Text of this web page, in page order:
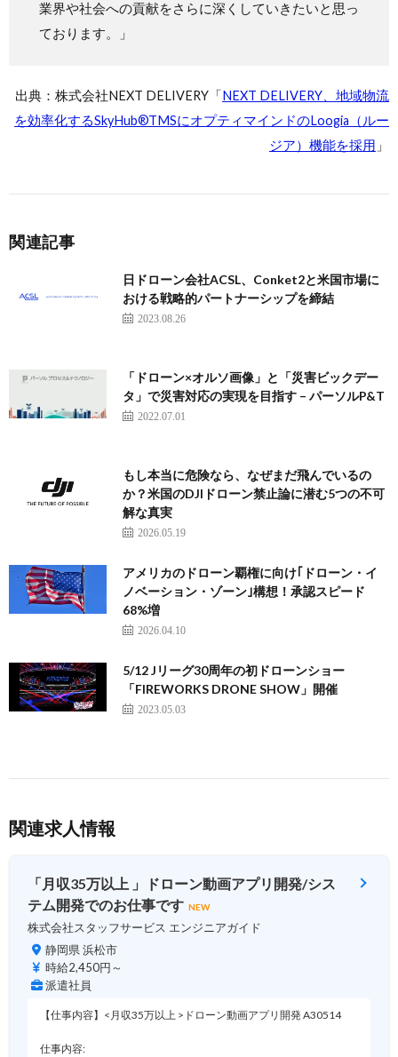
業界や社会への貢献をさらに深くしていきたいと思っ
ております。」
出典：株式会社NEXT DELIVERY「NEXT DELIVERY、地域物流
を効率化するSkyHub®︎TMSにオプティマインドのLoogia（ルー
ジア）機能を採用 」
関連記事
日ドローン会社ACSL、Conket2と米国市場に
おける戦略的パートナーシップを締結
2023.08.26
「ドローン×オルソ画像」と「災害ビックデー
タ」で災害対応の実現を目指す – パーソルP&T
2022.07.01
もし本当に危険なら、なぜまだ飛んでいるの
か？米国のDJIドローン禁止論に潜む5つの不可
解な真実
2026.05.19
アメリカのドローン覇権に向け｢ドローン・イ
ノベーション・ゾーン｣構想！承認スピード
68%増
2026.04.10
5/12 Jリーグ30周年の初ドローンショー
「FIREWORKS DRONE SHOW」開催
2023.05.03
関連求人情報
「月収35万以上 」ドローン動画アプリ開発/シス
テム開発でのお仕事です NEW
株式会社スタッフサービス エンジニアガイド
静岡県 浜松市
時給2,450円～
派遣社員
【仕事内容】<月収35万以上 >ドローン動画アプリ開発 A30514
仕事内容: